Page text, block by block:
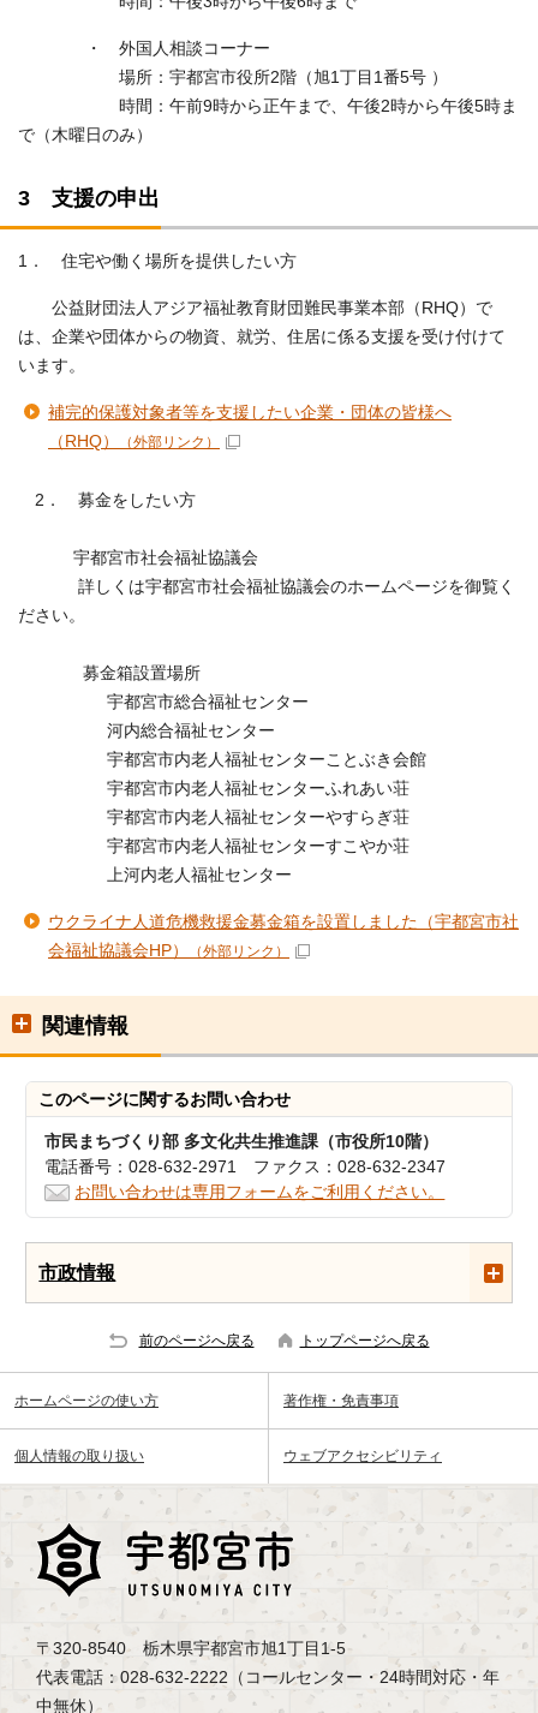
・ 外国人相談コーナー
場所：宇都宮市役所2階（旭1丁目1番5号 ）
時間：午前9時から正午まで、午後2時から午後5時ま
で（木曜日のみ）
3 支援の申出
1． 住宅や働く場所を提供したい方
公益財団法人アジア福祉教育財団難民事業本部（RHQ）で
は、企業や団体からの物資、就労、住居に係る支援を受け付けて
います。
補完的保護対象者等を支援したい企業・団体の皆様へ
（RHQ）
（外部リンク）
2． 募金をしたい方
宇都宮市社会福祉協議会
詳しくは宇都宮市社会福祉協議会のホームページを御覧く
ださい。
募金箱設置場所
宇都宮市総合福祉センター
河内総合福祉センター
宇都宮市内老人福祉センターことぶき会館
宇都宮市内老人福祉センターふれあい荘
宇都宮市内老人福祉センターやすらぎ荘
宇都宮市内老人福祉センターすこやか荘
上河内老人福祉センター
ウクライナ人道危機救援金募金箱を設置しました（宇都宮市社
会福祉協議会HP）
（外部リンク）
関連情報
このページに関するお問い合わせ
市民まちづくり部 多文化共生推進課（市役所10階）
電話番号：028-632-2971 ファクス：028-632-2347
お問い合わせは専用フォームをご利用ください。
市政情報
前のページへ戻る トップページへ戻る
ホームページの使い方 著作権・免責事項
個人情報の取り扱い ウェブアクセシビリティ
〒320-8540 栃木県宇都宮市旭1丁目1-5
代表電話：028-632-2222（コールセンター・24時間対応・年
中無休）